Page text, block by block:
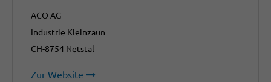
ACO AG
Industrie Kleinzaun
CH-8754 Netstal
Zur Website